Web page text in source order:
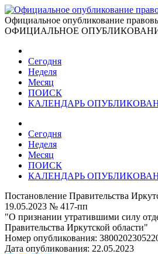
Официальное опубликование
ОФИЦИАЛЬНОЕ
Сегодня
Неделя
Месяц
ПОИСК
КАЛЕНДАРЬ
Сегодня
Неделя
Месяц
ПОИСК
КАЛЕНДАРЬ
Постановление Правительства
19.05.2023 № 417-пп
"О признании утратившими силу
Правительства Иркутской области"
Номер опубликования:
Дата опубликования: 22.05.2023